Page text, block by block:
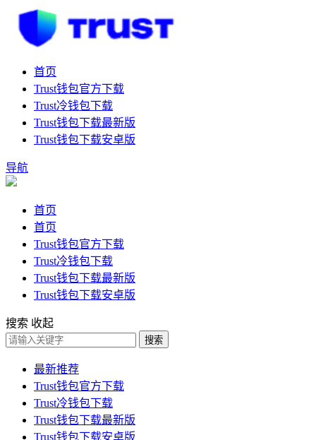
首页
Trust钱包官方下载
Trust冷钱包下载
Trust钱包下载最新版
Trust钱包下载安卓版
导航
首页
首页
Trust钱包官方下载
Trust冷钱包下载
Trust钱包下载最新版
Trust钱包下载安卓版
搜索 收起
搜索
最新推荐
Trust钱包官方下载
Trust冷钱包下载
Trust钱包下载最新版
Trust钱包下载安卓版